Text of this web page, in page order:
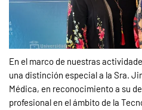
En el marco de nuestras
una distinción especial a la Sra.
Médica, en reconocimiento a su
profesional en el ámbito de la